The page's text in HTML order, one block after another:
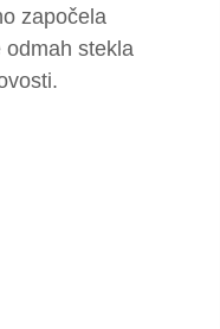
započela
odmah stekla